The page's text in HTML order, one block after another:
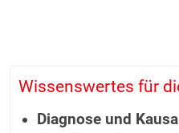
Wissenswertes für
Diagnose und